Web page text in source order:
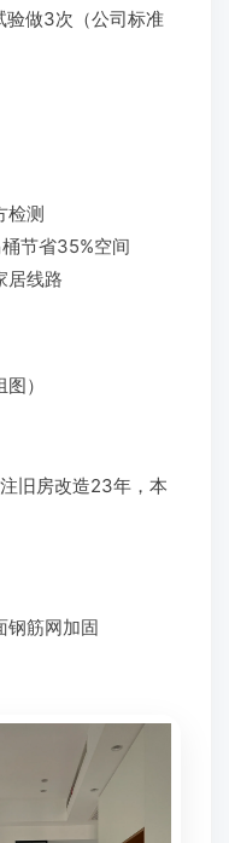
做3次（公司标准
检测
节省35%空间
居线路
）
旧房改造23年，本
钢筋网加固